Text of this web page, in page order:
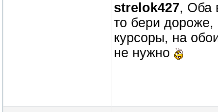
strelok427, Оба
то бери дороже,
курсоры, на
не нужно